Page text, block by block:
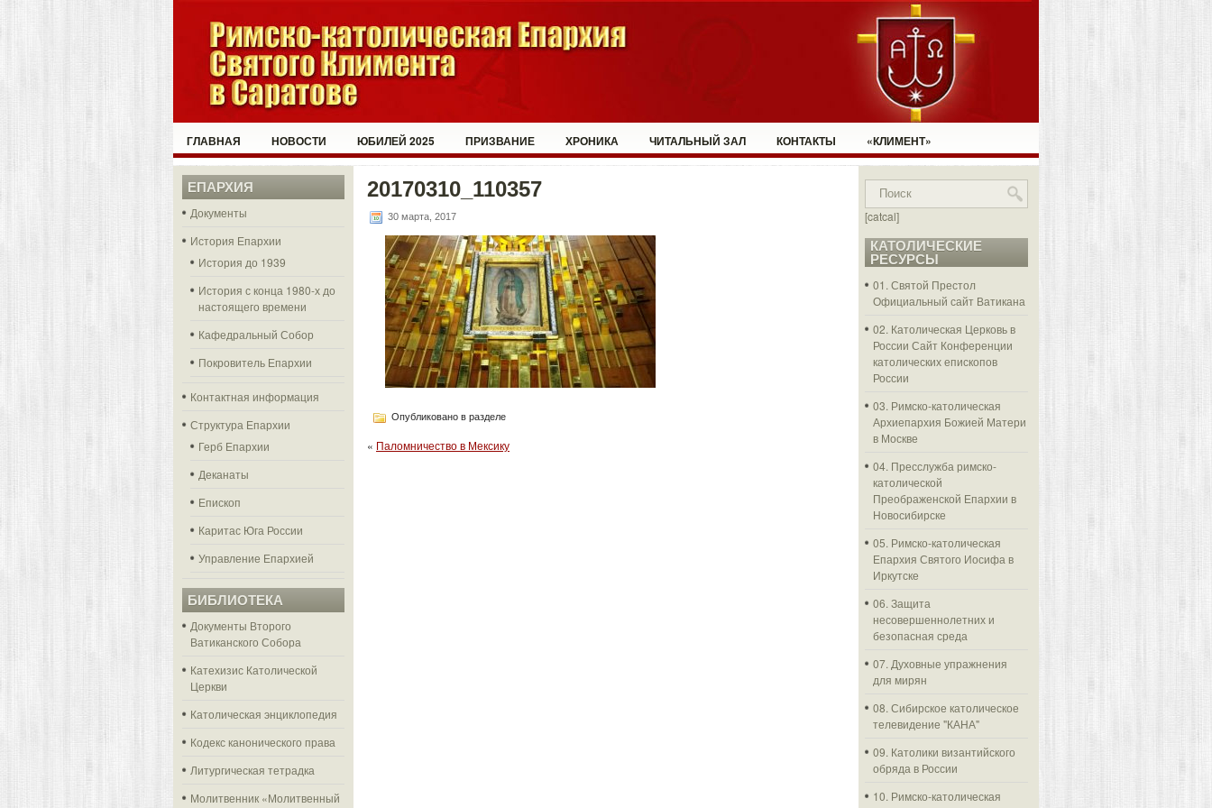
ГЛАВНАЯ НОВОСТИ ЮБИЛЕЙ 2025 ПРИЗВАНИЕ ХРОНИКА ЧИТАЛЬНЫЙ ЗАЛ КОНТАКТЫ «КЛИМЕНТ»
ЕПАРХИЯ
Документы
История Епархии
История до 1939
История с конца 1980-х до
настоящего времени
Кафедральный Собор
Покровитель Епархии
Контактная информация
Структура Епархии
Герб Епархии
Деканаты
Епископ
Каритас Юга России
Управление Епархией
БИБЛИОТЕКА
Документы Второго
Ватиканского Собора
Катехизис Католической
Церкви
Католическая энциклопедия
Кодекс канонического права
Литургическая тетрадка
Молитвенник «Молитвенный
20170310_110357
30 марта, 2017
Опубликовано в разделе
« Паломничество в Мексику
[catcal]
КАТОЛИЧЕСКИЕ
РЕСУРСЫ
01. Святой Престол
Официальный сайт Ватикана
02. Католическая Церковь в
России Сайт Конференции
католических епископов
России
03. Римско-католическая
Архиепархия Божией Матери
в Москве
04. Пресслужба римско-
католической
Преображенской Епархии в
Новосибирске
05. Римско-католическая
Епархия Святого Иосифа в
Иркутске
06. Защита
несовершеннолетних и
безопасная среда
07. Духовные упражнения
для мирян
08. Сибирское католическое
телевидение "КАНА"
09. Католики византийского
обряда в России
10. Римско-католическая